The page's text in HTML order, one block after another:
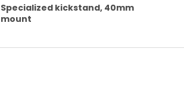
Specialized kickstand, 40mm
mount